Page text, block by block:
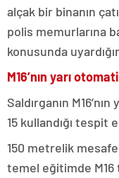
alçak bir binanın
polis memurlarına
konusunda
M16’nın yarı
Saldırganın
15 kullandığı tespit
150 metrelik
temel eğitimde